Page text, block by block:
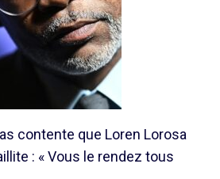
contente que Loren Lorosa
: « Vous le rendez tous